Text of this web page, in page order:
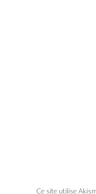
Ce site utilise